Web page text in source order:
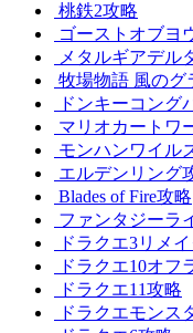
桃鉄2攻略
ゴーストオブヨ
メタルギアデル
牧場物語 風のグ
ドンキーコング
マリオカートワ
モンハンワイル
エルデンリング
Blades of Fire攻略
ファンタジーラ
ドラクエ3リメ
ドラクエ10オフ
ドラクエ11攻略
ドラクエモンス